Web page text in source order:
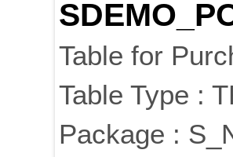
Table for
Table Type :
Package :